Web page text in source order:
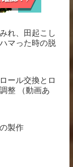
れ、田起こし
マった時の脱
ール交換とロ
整 （動画あ
製作